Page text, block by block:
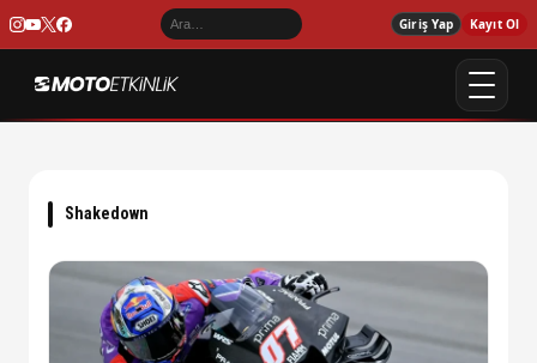
Giriş Yap Kayıt Ol
Shakedown